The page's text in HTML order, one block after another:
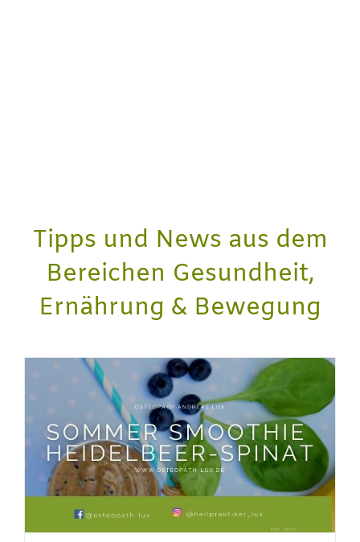
Tipps und News aus dem
Bereichen Gesundheit,
Ernährung & Bewegung